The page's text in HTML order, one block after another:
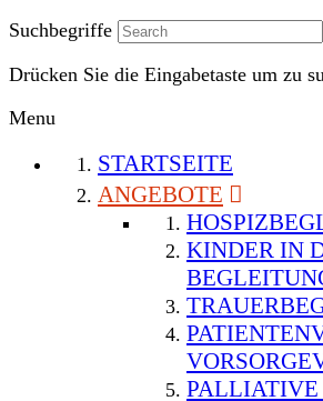
Suchbegriffe
Drücken Sie die Eingabetaste um zu
Menu
STARTSEITE
ANGEBOTE
KINDER IN
PALLIATIVE